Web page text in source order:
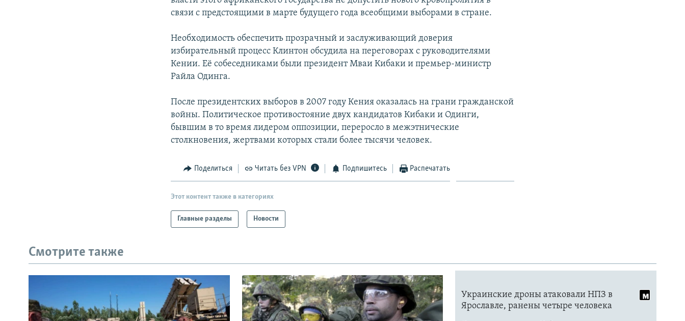
связи с предстоящими в марте будущего года всеобщими выборами в стране.
Необходимость обеспечить прозрачный и заслуживающий доверия
избирательный процесс Клинтон обсудила на переговорах с руководителями
Кении. Её собеседниками были президент Мваи Кибаки и премьер-министр
Райла Одинга.
После президентских выборов в 2007 году Кения оказалась на грани гражданской
войны. Политическое противостояние двух кандидатов Кибаки и Одинги,
бывшим в то время лидером оппозиции, переросло в межэтнические
столкновения, жертвами которых стали более тысячи человек.
Поделиться Читать без VPN Подпишитесь Распечатать
Этот контент также в категориях
Главные разделы Новости
Смотрите также